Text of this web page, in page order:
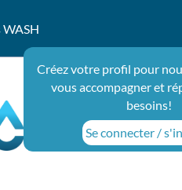
WASH
Créez votre profil pour
vous accompagner et
besoins!
Se connecter /